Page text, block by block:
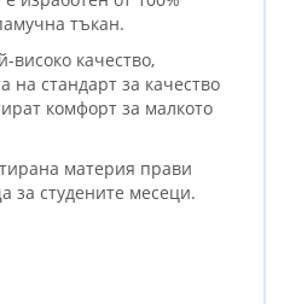
тъкан.
високо качество,
на стандарт за качество
комфорт за малкото
материя прави
за студените месеци.